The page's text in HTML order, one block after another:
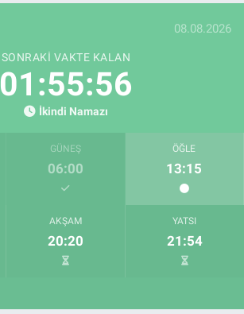
08.08.2026
SONRAKI VAKTE KALAN
01:55:55
İkindi Namazı
GÜNEŞ
06:00
ÖĞLE
13:15
AKŞAM
20:20
YATSI
21:54